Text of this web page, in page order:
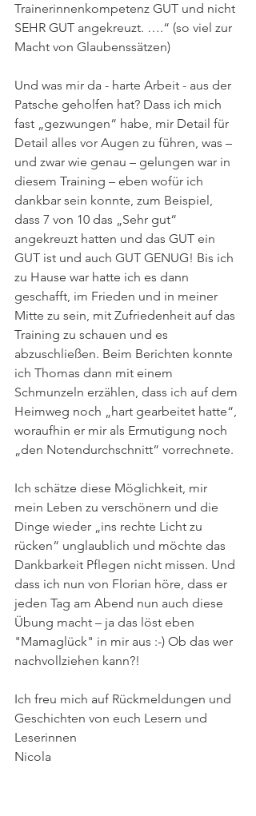
Trainerinnenkompetenz GUT und nicht
SEHR GUT angekreuzt. ….“ (so viel zur
Macht von Glaubenssätzen)
Und was mir da - harte Arbeit - aus der
Patsche geholfen hat? Dass ich mich
fast „gezwungen“ habe, mir Detail für
Detail alles vor Augen zu führen, was –
und zwar wie genau – gelungen war in
diesem Training – eben wofür ich
dankbar sein konnte, zum Beispiel,
dass 7 von 10 das „Sehr gut“
angekreuzt hatten und das GUT ein
GUT ist und auch GUT GENUG! Bis ich
zu Hause war hatte ich es dann
geschafft, im Frieden und in meiner
Mitte zu sein, mit Zufriedenheit auf das
Training zu schauen und es
abzuschließen. Beim Berichten konnte
ich Thomas dann mit einem
Schmunzeln erzählen, dass ich auf dem
Heimweg noch „hart gearbeitet hatte“,
woraufhin er mir als Ermutigung noch
„den Notendurchschnitt“ vorrechnete.
Ich schätze diese Möglichkeit, mir
mein Leben zu verschönern und die
Dinge wieder „ins rechte Licht zu
rücken“ unglaublich und möchte das
Dankbarkeit Pflegen nicht missen. Und
dass ich nun von Florian höre, dass er
jeden Tag am Abend nun auch diese
Übung macht – ja das löst eben
"Mamaglück" in mir aus :-) Ob das wer
nachvollziehen kann?!
Ich freu mich auf Rückmeldungen und
Geschichten von euch Lesern und
Leserinnen
Nicola